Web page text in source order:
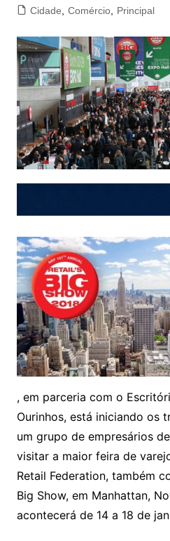
Cidade
Comércio, Principal
, em parceria com o
Ourinhos, está iniciando os
um grupo de empresários
visitar a maior feira de
Retail Federation, também
Big Show, em Manhattan,
acontecerá de 14 a 18 de